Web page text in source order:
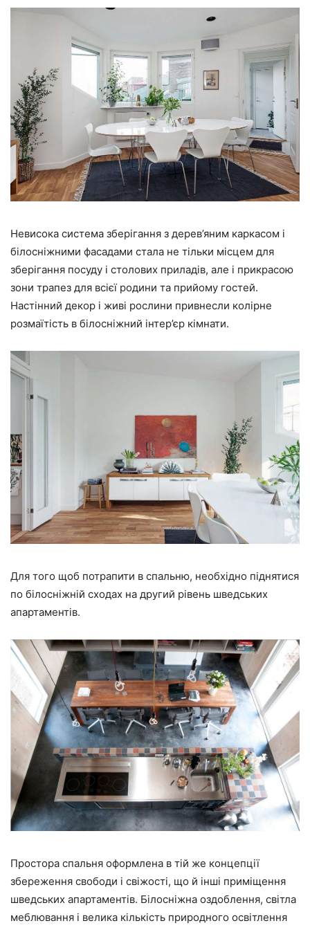
Невисока система зберігання з дерев’яним каркасом і
білосніжними фасадами стала не тільки місцем для
зберігання посуду і столових приладів, але і прикрасою
зони трапез для всієї родини та прийому гостей.
Настінний декор і живі рослини привнесли колірне
розмаїтість в білосніжний інтер’єр кімнати.
Для того щоб потрапити в спальню, необхідно піднятися
по білосніжній сходах на другий рівень шведських
апартаментів.
Простора спальня оформлена в тій же концепції
збереження свободи і свіжості, що й інші приміщення
шведських апартаментів. Білосніжна оздоблення, світла
меблювання і велика кількість природного освітлення